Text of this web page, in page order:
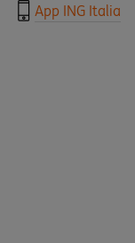
App ING Italia